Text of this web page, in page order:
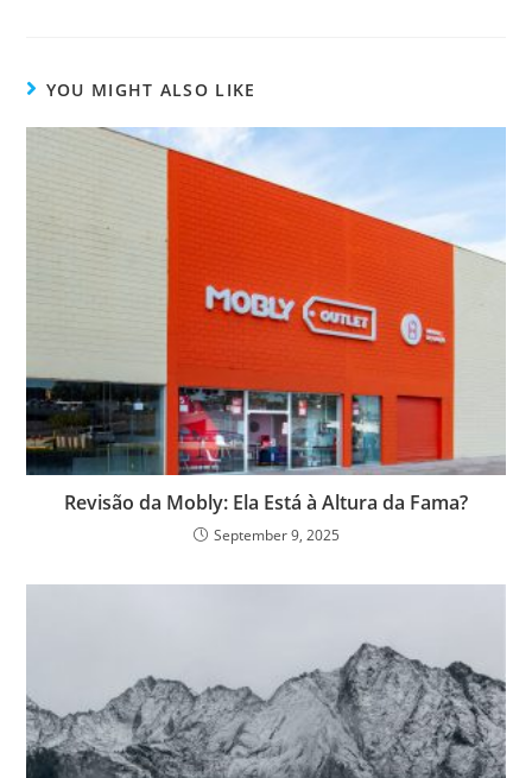
YOU MIGHT ALSO LIKE
Revisão da Mobly: Ela Está à Altura da Fama?
September 9, 2025